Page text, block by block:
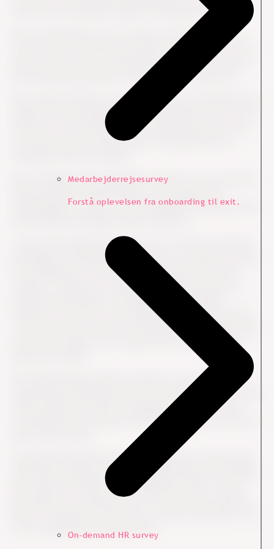
Medarbejderrejsesurvey
Forstå oplevelsen fra onboarding til exit.
On-demand HR survey
større ansvar og måske endda en forfremmelse.
Det er dog ikke alle, der er drevet af forfremmelser og
større ansvar. Potentiale kan også komme til udtryk, når vi
oplever at blive mere specialiseret på vores felt, eller at
blive bredere generalister med et bredere repertoire.
Helt konkret betyder det, at du som leder systematisk skal
spørge til dine medarbejderes fremtidsønsker. Hvor ser de
sig selv om to år? Hvad kunne de tænke sig at lære mere
om og blive bedre til? Med andre ord identificere og
Det er vigtigt at din organisation sørger for at du og andre
medarbejderne tættere på de langsigtede potentialer. Det
Vi kan forstå organisatorisk kultur som summen af alle de
handlinger, vi foretager. Det betyder, at vi på den ene side
har muligheden for at skabe en anderledes kultur hver
morgen, vi møder ind. På den anden side har kultur en
præserverende effekt, fordi gårsdagens handlinger
foreskriver, hvad der er den rigtige adfærd i dag, hvordan
vi taler sammen og opfører os kompetent. Den udgør altså
de uskrevne regler, som vi ikke kan lave om fra den ene
Der findes desværre ikke et quick fix, som kan give dig
varige bedre kundeoplevelser. Der findes et langt sejt træk
med at skabe nye rutiner, handlinger og adfærd. De tre
ovenstående råd er baseret på forskning, og de er derfor et
Jeg mødte aldrig den kvindelige sælger igen. Men hendes
10 minutters demonstration og begejstring har flere gange
fået mig til at bestille et af produkterne online. Jeg er
ikke sikker på, at jeg kommer til at forstå helt, hvad hun